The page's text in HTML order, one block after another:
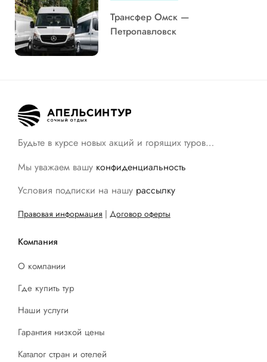
Трансфер Омск —
Петропавловск
Будьте в курсе новых акций и горящих туров…
Мы уважаем вашу конфиденциальность
Условия подписки на нашу рассылку
Правовая информация | Договор оферты
Компания
О компании
Где купить тур
Наши услуги
Гарантия низкой цены
Каталог стран и отелей